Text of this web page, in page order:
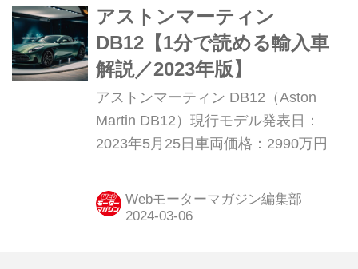
アストンマーティン
DB12【1分で読める輸入車
解説／2023年版】
アストンマーティン DB12（Aston
Martin DB12）現行モデル発表日：
2023年5月25日車両価格：2990万円
Webモーターマガジン編集部